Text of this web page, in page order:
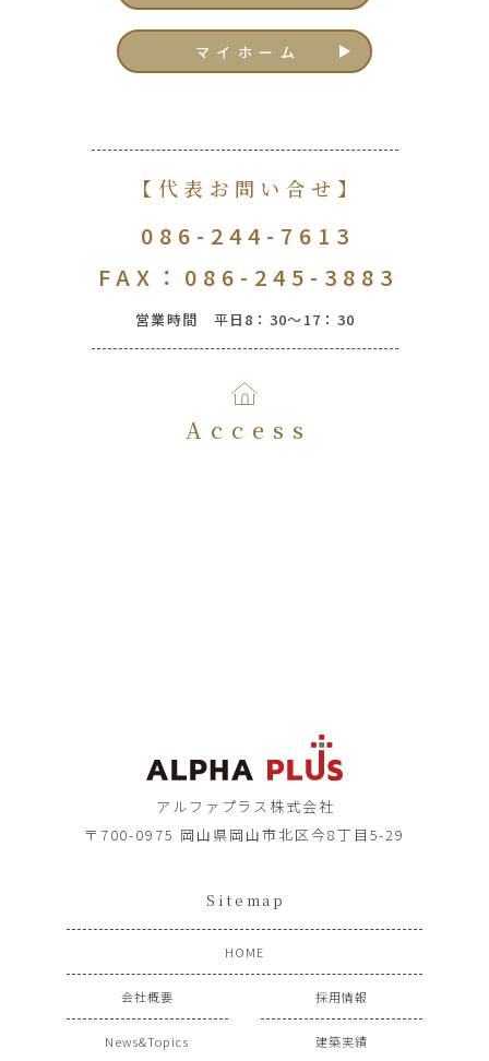
マイホーム
【代表お問い合せ】
086-244-7613
FAX：086-245-3883
営業時間 平日8：30～17：30
Access
アルファプラス株式会社
〒700-0975 岡山県岡山市北区今8丁目5-29
Sitemap
HOME
会社概要 採用情報
News&Topics 建築実績